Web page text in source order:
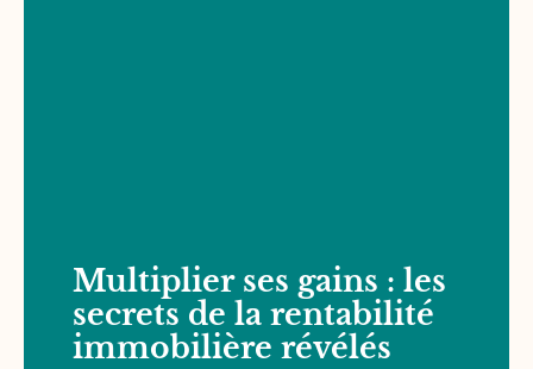
Multiplier ses gains : les
secrets de la rentabilité
immobilière révélés